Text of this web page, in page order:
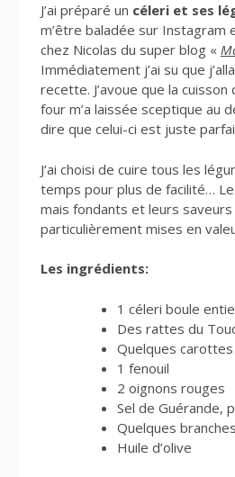
J’ai préparé un céleri et ses
m’être baladée sur Instagram
chez Nicolas du super blog «
Immédiatement j’ai su que
recette. J’avoue que la
four m’a laissée sceptique au
dire que celui-ci est juste
J’ai choisi de cuire tous les
temps pour plus de facilité…
mais fondants et leurs
particulièrement mises en
Les ingrédients:
1 céleri boule
Des rattes du
Quelques carottes
1 fenouil
2 oignons rouges
Sel de Guérande,
Quelques
Huile d’olive